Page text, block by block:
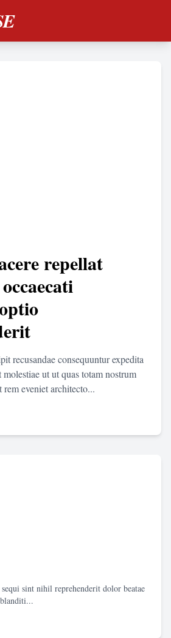
repellat
recusandae consequuntur expedita
ut ut quas totam nostrum
rem eveniet architecto...
sint nihil reprehenderit dolor beatae